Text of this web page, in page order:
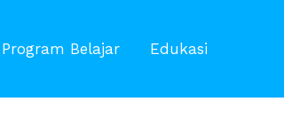
Program Belajar Edukasi